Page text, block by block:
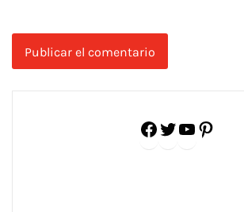
Facebook
Twitter